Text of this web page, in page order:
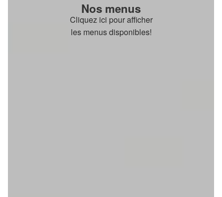
Nos menus
Cliquez ici pour afficher
les menus disponibles!